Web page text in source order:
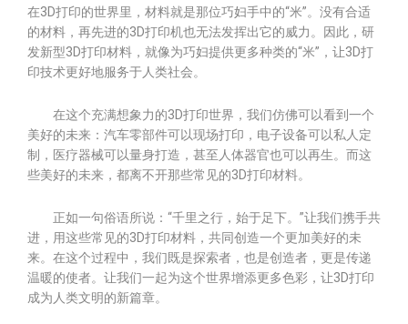
在3D打印的世界里，材料就是那位巧妇手中的“米”。没有合适
的材料，再先进的3D打印机也无法发挥出它的威力。因此，研
发新型3D打印材料，就像为巧妇提供更多种类的“米”，让3D打
印技术更好地服务于人类社会。
在这个充满想象力的3D打印世界，我们仿佛可以看到一个
美好的未来：汽车零部件可以现场打印，电子设备可以私人定
制，医疗器械可以量身打造，甚至人体器官也可以再生。而这
些美好的未来，都离不开那些常见的3D打印材料。
正如一句俗语所说：“千里之行，始于足下。”让我们携手共
进，用这些常见的3D打印材料，共同创造一个更加美好的未
来。在这个过程中，我们既是探索者，也是创造者，更是传递
温暖的使者。让我们一起为这个世界增添更多色彩，让3D打印
成为人类文明的新篇章。